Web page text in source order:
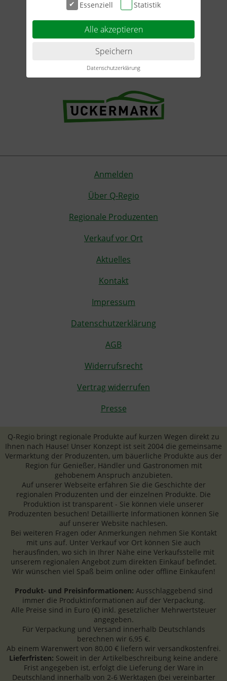
Anmelden
Über Q-Regio
Regionale Produzenten
Verkauf vor Ort
Aktuelles
Kontakt
Impressum
Datenschutzerklärung
AGB
Widerrufsrecht
Vertrag widerrufen
Presse
Q-Regio bringt regionale Produkte auf kurzen Wegen direkt zu
Ihnen nach Hause! Unser Konzept ist seit 2004 die gemeinsame
Vermarktung der Produzenten, um bäuerliche Produkte aus der
Region für Genießer, Händler und Gastronomen mit
gehobenem Anspruch anzubieten.
Auf unserer Webseite erfahren Sie die Geschichte der
regionalen Produzenten und der einzelnen Produkte. Die
Produktion ist transparent - Sie können viele unserer
Produzenten besuchen! Detaillierte Informationen können Sie
auf unserer Website nachlesen.
Bei weiteren Fragen oder Anmerkungen nehmen Sie Kontakt
mit uns auf. Unter Verkauf vor Ort können Sie auch
herausfinden, wo sich in Ihrer Nähe eine Verkaufsstelle mit
unserem regionalen Angebot zum direkten Einkauf befindet.
Wir wünschen viel Spaß beim online oder offline Einkaufen!
Produkt- und Preisinformationen: Ausschlaggebend sind
immer die Produktinformationen auf der Verpackung.
Alle Preise sind in Euro (€) inkl. gesetzlicher Mehrwertsteuer
angegeben.
Für Verpackung und Versand innerhalb Deutschlands
berechnen wir 6,95 €.
Ab einem Warenwert von 80,00 € liefern wir versandkostenfrei.
Lieferfristen: Soweit in der Artikelbeschreibung keine andere
Frist angegeben ist, erfolgt die Lieferung der Ware in
Deutschland innerhalb von 2-6 Werktagen (bei vereinbarter
Essenziell Statistik
Alle akzeptieren
Speichern
Datenschutzerklärung